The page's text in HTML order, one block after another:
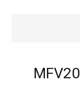
מסנן חול לבריכה 500 MFV20